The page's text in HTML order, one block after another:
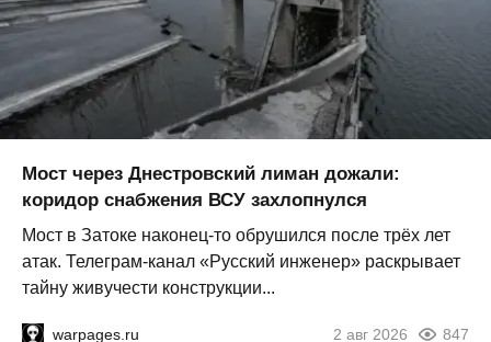
Мост через Днестровский лиман дожали:
коридор снабжения ВСУ захлопнулся
Мост в Затоке наконец-то обрушился после трёх лет
атак. Телеграм-канал «Русский инженер» раскрывает
тайну живучести конструкции...
warpages.ru 2 авг 2026 847